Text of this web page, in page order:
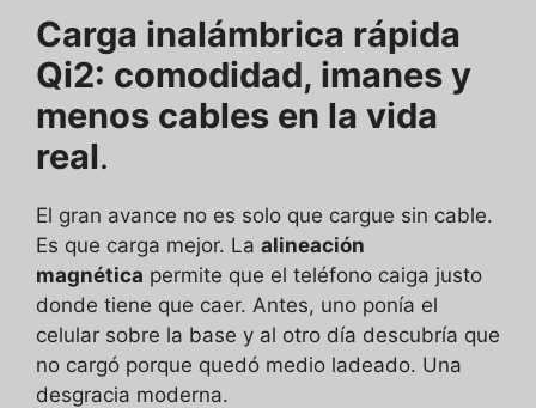
Carga inalámbrica rápida
Qi2: comodidad, imanes y
menos cables en la vida
real.
El gran avance no es solo que cargue sin cable.
Es que carga mejor. La alineación
magnética permite que el teléfono caiga justo
donde tiene que caer. Antes, uno ponía el
celular sobre la base y al otro día descubría que
no cargó porque quedó medio ladeado. Una
desgracia moderna.